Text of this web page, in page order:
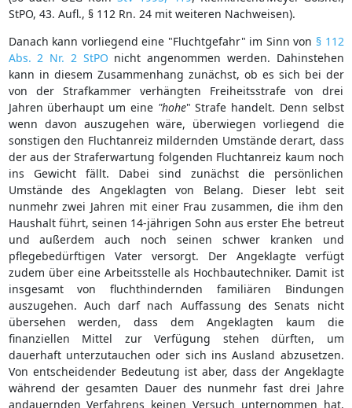
StPO, 43. Aufl., § 112 Rn. 24 mit weiteren Nachweisen).
Danach kann vorliegend eine "Fluchtgefahr" im Sinn von § 112
Abs. 2 Nr. 2 StPO nicht angenommen werden. Dahinstehen
kann in diesem Zusammenhang zunächst, ob es sich bei der
von der Strafkammer verhängten Freiheitsstrafe von drei
Jahren überhaupt um eine "hohe" Strafe handelt. Denn selbst
wenn davon auszugehen wäre, überwiegen vorliegend die
sonstigen den Fluchtanreiz mildernden Umstände derart, dass
der aus der Straferwartung folgenden Fluchtanreiz kaum noch
ins Gewicht fällt. Dabei sind zunächst die persönlichen
Umstände des Angeklagten von Belang. Dieser lebt seit
nunmehr zwei Jahren mit einer Frau zusammen, die ihm den
Haushalt führt, seinen 14-jährigen Sohn aus erster Ehe betreut
und außerdem auch noch seinen schwer kranken und
pflegebedürftigen Vater versorgt. Der Angeklagte verfügt
zudem über eine Arbeitsstelle als Hochbautechniker. Damit ist
insgesamt von fluchthindernden familiären Bindungen
auszugehen. Auch darf nach Auffassung des Senats nicht
übersehen werden, dass dem Angeklagten kaum die
finanziellen Mittel zur Verfügung stehen dürften, um
dauerhaft unterzutauchen oder sich ins Ausland abzusetzen.
Von entscheidender Bedeutung ist aber, dass der Angeklagte
während der gesamten Dauer des nunmehr fast drei Jahre
andauernden Verfahrens keinen Versuch unternommen hat,